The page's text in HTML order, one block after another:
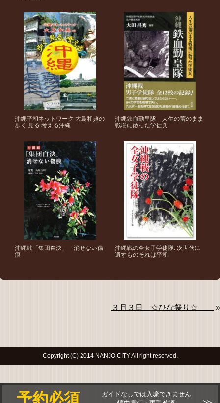
予約必須
ガイドなしでは入壕できません
沖縄平和ネットワーク 大島和典の
歩く 見る 考える沖縄
沖縄鉄血勤皇隊 人生の蕾のまま
戦場に散った学徒兵
沖縄戦「集団自決」 消せない傷
痕
沖縄戦の全女子学徒隊: 次世代に
遺すものそれは平和
３月３日 ☆ひな祭り☆ »
Copyright (C) 2014 NANJO CITY All right reserved.